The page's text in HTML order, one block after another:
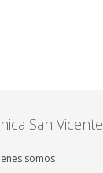
San Vicente
somos